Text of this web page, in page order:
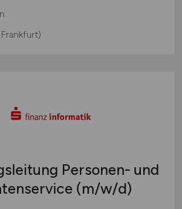
Personen- und
(m/w/d)